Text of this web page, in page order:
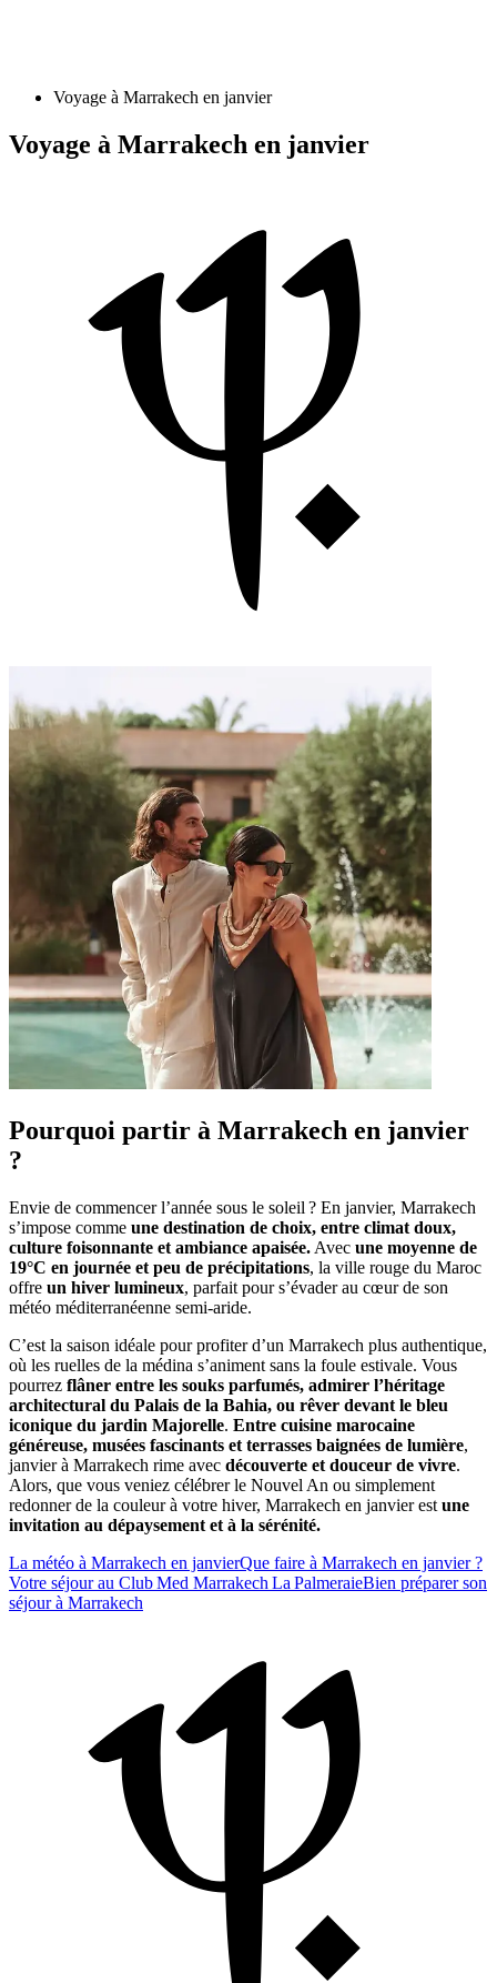
Voyage à Marrakech en janvier
Voyage à Marrakech en janvier
Pourquoi partir à Marrakech en janvier
?
Envie de commencer l’année sous le soleil ? En janvier, Marrakech
s’impose comme une destination de choix, entre climat doux,
culture foisonnante et ambiance apaisée. Avec une moyenne de
19°C en journée et peu de précipitations, la ville rouge du Maroc
offre un hiver lumineux, parfait pour s’évader au cœur de son
météo méditerranéenne semi-aride.
C’est la saison idéale pour profiter d’un Marrakech plus authentique,
où les ruelles de la médina s’animent sans la foule estivale. Vous
pourrez flâner entre les souks parfumés, admirer l’héritage
architectural du Palais de la Bahia, ou rêver devant le bleu
iconique du jardin Majorelle. Entre cuisine marocaine
généreuse, musées fascinants et terrasses baignées de lumière,
janvier à Marrakech rime avec découverte et douceur de vivre.
Alors, que vous veniez célébrer le Nouvel An ou simplement
redonner de la couleur à votre hiver, Marrakech en janvier est une
invitation au dépaysement et à la sérénité.
La météo à Marrakech en janvierQue faire à Marrakech en janvier ?
Votre séjour au Club Med Marrakech La PalmeraieBien préparer son
séjour à Marrakech